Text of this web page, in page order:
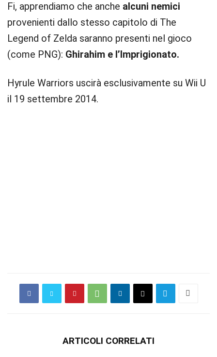
Fi, apprendiamo che anche alcuni nemici
provenienti dallo stesso capitolo di The
Legend of Zelda saranno presenti nel gioco
(come PNG): Ghirahim e l’Imprigionato.
Hyrule Warriors uscirà esclusivamente su Wii U
il 19 settembre 2014.
ARTICOLI CORRELATI